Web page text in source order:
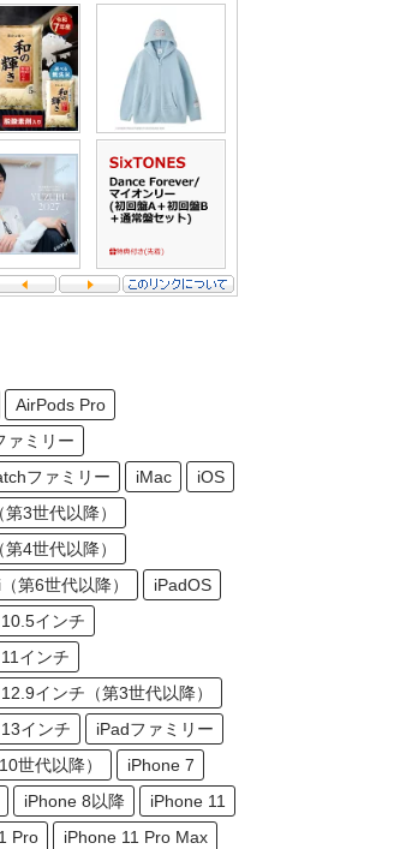
AirPods Pro
ァミリー
ファミリー
iMac
iOS
3世代以降）
4世代以降）
第6世代以降）
iPadOS
インチ
インチ
インチ（第3世代以降）
インチ
iPadファミリー
世代以降）
iPhone 7
iPhone 8以降
iPhone 11
Pro
iPhone 11 Pro Max